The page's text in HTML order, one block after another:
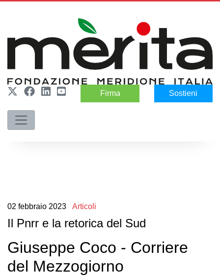
Firma Sostieni
02 febbraio 2023 Articoli
Il Pnrr e la retorica del Sud
Giuseppe Coco - Corriere
del Mezzogiorno